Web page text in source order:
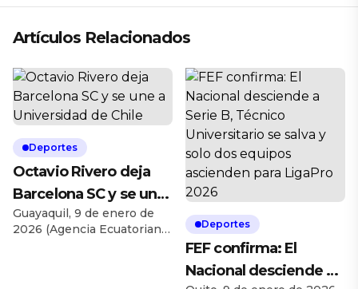
Artículos Relacionados
Deportes
Octavio Rivero deja
Barcelona SC y se une
a Universidad de Chile
Guayaquil, 9 de enero de
2026 (Agencia Ecuatoriana
Deportes
FEF confirma: El
Nacional desciende a